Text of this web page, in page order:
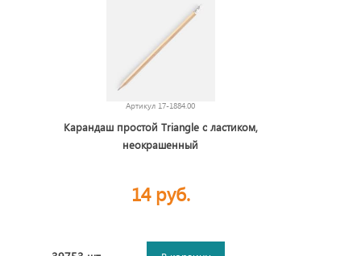
Артикул 17-1884.00
Карандаш простой Triangle с ластиком,
неокрашенный
14 руб.